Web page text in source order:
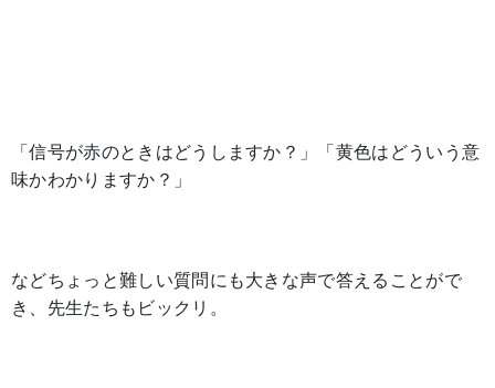
「信号が赤のときはどうしますか？」「黄色はどういう意
味かわかりますか？」
などちょっと難しい質問にも大きな声で答えることがで
き、先生たちもビックリ。